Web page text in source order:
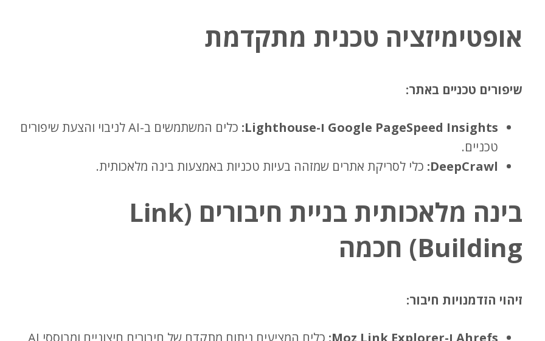
אופטימיזציה טכנית מתקדמת
שיפורים טכניים באתר:
Google PageSpeed Insights ו-Lighthouse:
כלים המשתמשים ב-AI לניבוי והצעת שיפורים
טכניים.
DeepCrawl: כלי לסריקת אתרים שמזהה בעיות טכניות באמצעות בינה מלאכותית.
בינה מלאכותית בניית חיבורים (Link
Building) חכמה
זיהוי הזדמנויות חיבור:
Ahrefs ו-Moz Link Explorer:
כלים המציעים ניתוח מתקדם של חיבורים חיצוניים ומבוססי AI